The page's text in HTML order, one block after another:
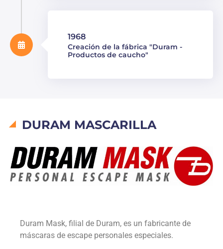
1968
Creación de la fábrica "Duram -
Productos de caucho"
DURAM MASCARILLA
Duram Mask, filial de Duram, es un fabricante de
máscaras de escape personales especiales.